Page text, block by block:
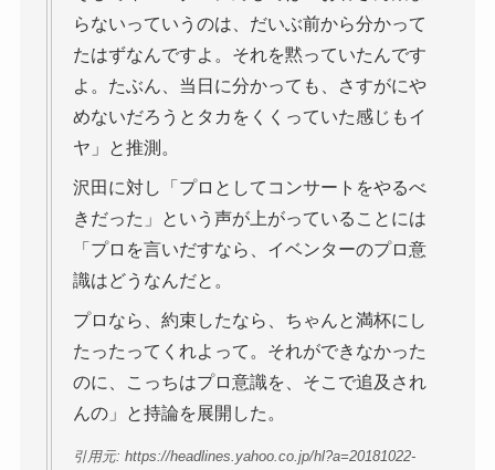
らないっていうのは、だいぶ前から分かって
たはずなんですよ。それを黙っていたんです
よ。たぶん、当日に分かっても、さすがにや
めないだろうとタカをくくっていた感じもイ
ヤ」と推測。
沢田に対し「プロとしてコンサートをやるべ
きだった」という声が上がっていることには
「プロを言いだすなら、イベンターのプロ意
識はどうなんだと。
プロなら、約束したなら、ちゃんと満杯にし
たったってくれよって。それができなかった
のに、こっちはプロ意識を、そこで追及され
んの」と持論を展開した。
引用元: https://headlines.yahoo.co.jp/hl?a=20181022-